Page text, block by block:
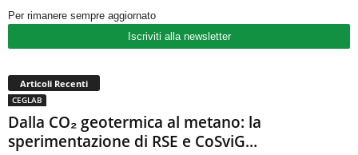
Per rimanere sempre aggiornato
Iscriviti alla newsletter
Articoli Recenti
CEGLAB
Dalla CO₂ geotermica al metano: la
sperimentazione di RSE e CoSviG...